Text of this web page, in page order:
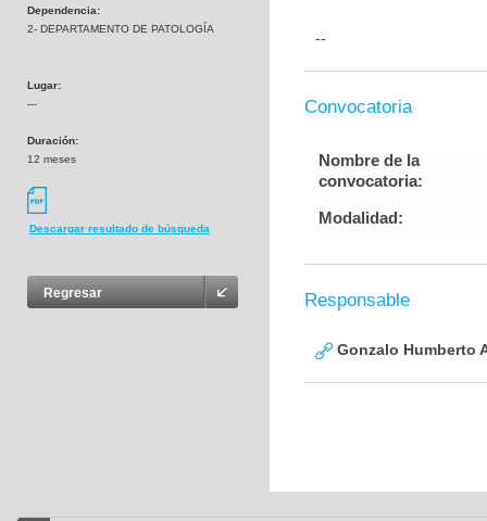
Dependencia:
2- DEPARTAMENTO DE PATOLOGÍA
Lugar:
---
Duración:
12 meses
Descargar resultado de búsqueda
Regresar
--
Convocatoria
Nombre de la
convocatoria:
Modalidad:
Responsable
Gonzalo Humberto